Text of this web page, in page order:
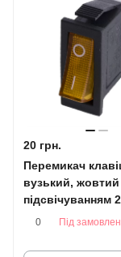
20 грн.
Перемикач
вузький, жовтий
підсвічуванням
0 Під